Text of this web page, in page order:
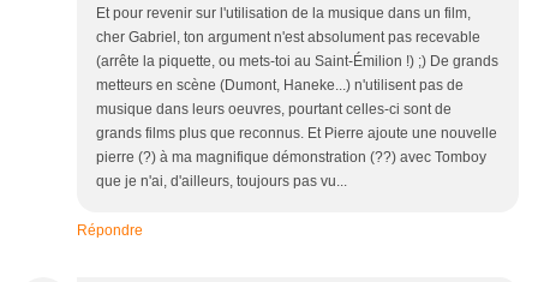
Et pour revenir sur l'utilisation de la musique dans un film,
cher Gabriel, ton argument n'est absolument pas recevable
(arrête la piquette, ou mets-toi au Saint-Émilion !) ;) De grands
metteurs en scène (Dumont, Haneke...) n'utilisent pas de
musique dans leurs oeuvres, pourtant celles-ci sont de
grands films plus que reconnus. Et Pierre ajoute une nouvelle
pierre (?) à ma magnifique démonstration (??) avec Tomboy
que je n'ai, d'ailleurs, toujours pas vu...
Répondre